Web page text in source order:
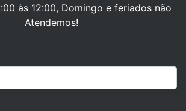
às 12:00, Domingo e feriados não
Atendemos!